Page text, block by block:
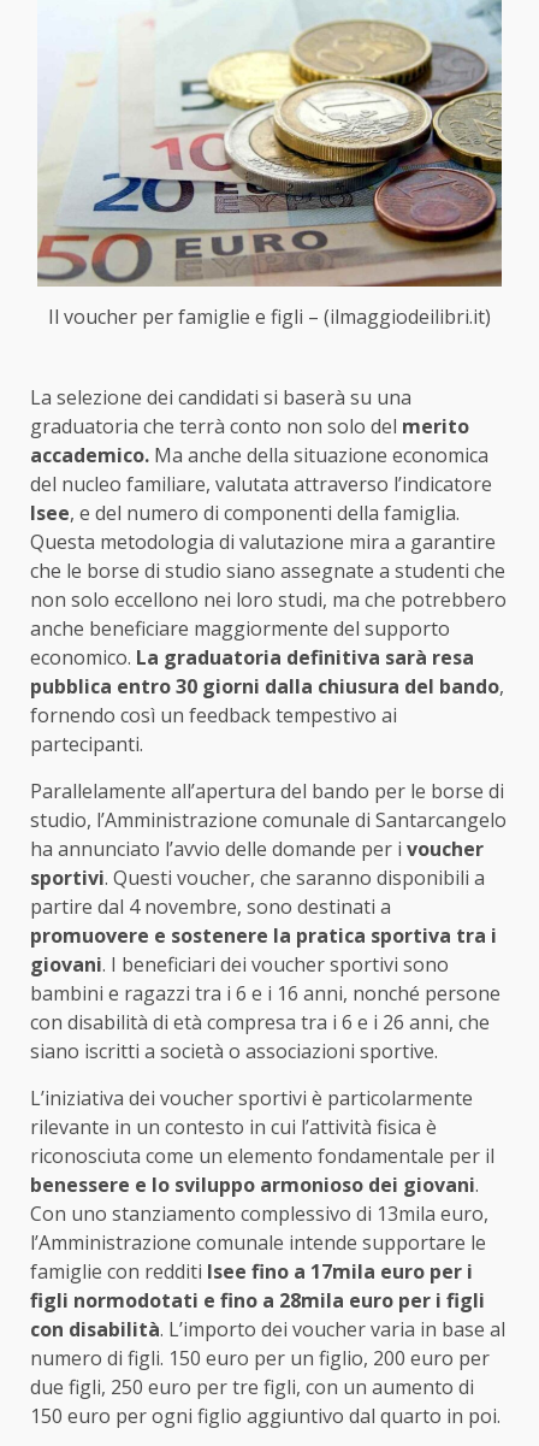
Il voucher per famiglie e figli – (ilmaggiodeilibri.it)
La selezione dei candidati si baserà su una
graduatoria che terrà conto non solo del merito
accademico. Ma anche della situazione economica
del nucleo familiare, valutata attraverso l’indicatore
Isee, e del numero di componenti della famiglia.
Questa metodologia di valutazione mira a garantire
che le borse di studio siano assegnate a studenti che
non solo eccellono nei loro studi, ma che potrebbero
anche beneficiare maggiormente del supporto
economico. La graduatoria definitiva sarà resa
pubblica entro 30 giorni dalla chiusura del bando,
fornendo così un feedback tempestivo ai
partecipanti.
Parallelamente all’apertura del bando per le borse di
studio, l’Amministrazione comunale di Santarcangelo
ha annunciato l’avvio delle domande per i voucher
sportivi. Questi voucher, che saranno disponibili a
partire dal 4 novembre, sono destinati a
promuovere e sostenere la pratica sportiva tra i
giovani. I beneficiari dei voucher sportivi sono
bambini e ragazzi tra i 6 e i 16 anni, nonché persone
con disabilità di età compresa tra i 6 e i 26 anni, che
siano iscritti a società o associazioni sportive.
L’iniziativa dei voucher sportivi è particolarmente
rilevante in un contesto in cui l’attività fisica è
riconosciuta come un elemento fondamentale per il
benessere e lo sviluppo armonioso dei giovani.
Con uno stanziamento complessivo di 13mila euro,
l’Amministrazione comunale intende supportare le
famiglie con redditi Isee fino a 17mila euro per i
figli normodotati e fino a 28mila euro per i figli
con disabilità. L’importo dei voucher varia in base al
numero di figli. 150 euro per un figlio, 200 euro per
due figli, 250 euro per tre figli, con un aumento di
150 euro per ogni figlio aggiuntivo dal quarto in poi.